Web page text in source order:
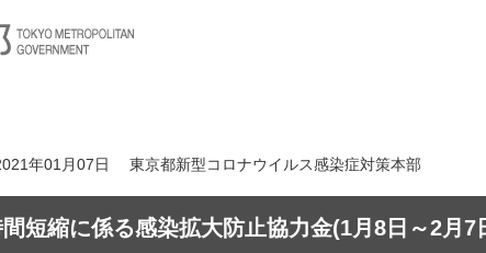
年01月07日 東京都新型コロナウイルス感染症対策本部
間短縮に係る感染拡大防止協力金(1月8日～2月7